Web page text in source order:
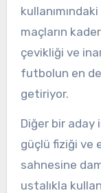
maçların
çevikliği ve
futbolun en
getiriyor.
Diğer bir aday
güçlü fiziği ve
sahnesine
ustalıkla